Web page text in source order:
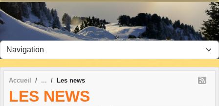
Accueil Les news
LES NEWS